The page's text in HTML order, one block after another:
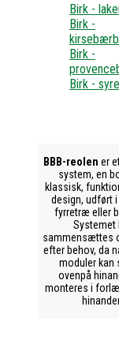
Birk -
Birk -
Birk -
Birk -
BBB-reolen er
system, en
klassisk,
design, udført
fyrretræ eller
Systemet
sammensættes
efter behov, da
moduler
ovenpå
monteres i